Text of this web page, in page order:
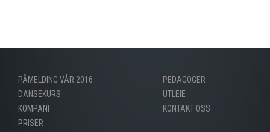
PÅMELDING VÅR 2016
DANSEKURS
KOMPANI
PRISER
PEDAGOGER
UTLEIE
KONTAKT OSS